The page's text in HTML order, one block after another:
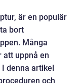
är en populär
bort
Många
att uppnå en
denna artikel
och